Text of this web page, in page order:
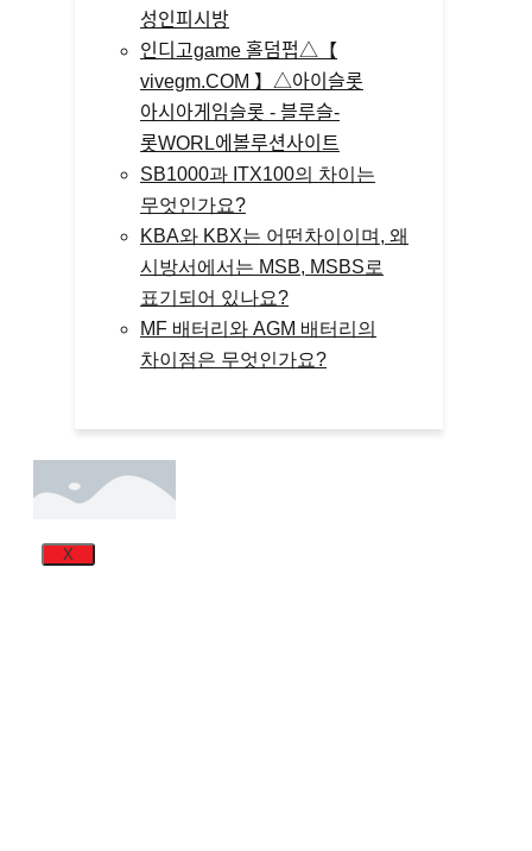
성인피시방
인디­고game 홀­덤펍△【
vivegm.COM 】△아이슬롯
아시아게임슬­롯 - 블루슬­
롯WORL에볼루션사이트
SB1000과 ITX100의 차이는
무엇인가요?
KBA와 KBX는 어떤차이이며, 왜
시방서에서는 MSB, MSBS로
표기되어 있나요?
MF 배터리와 AGM 배터리의
차이점은 무엇인가요?
X